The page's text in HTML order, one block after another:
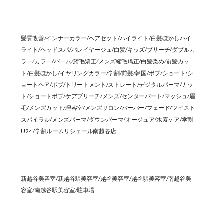
髪質改善/インナーカラー/ヘアセット/ハイライト/白髪ぼかしハイ
ライト/ヘッドスパ/バレイヤージュ/白髪/キッズ/ブリーチ/ダブルカ
ラー/カラー/バーム/縮毛矯正/メンズ縮毛矯正/白髪染め/前髪カッ
ト/白髪ぼかし/イヤリングカラー/学割/前髪/韓国/ボブ/ショート/シ
ョートヘア/ボブ/トリートメント/ストレート/デジタルパーマ/カッ
ト/ショートボブ/ケアブリーチ/メンズ/センターパート/マッシュ/眉
毛/メンズカット/理容室/メンズサロン/バーバー/フェード/ツイスト
スパイラル/メンズパーマ/ダウンパーマ/オージュア/水素ケア/学割
U24 /学割ルームリシェール南越谷店
新越谷美容室/新越谷駅美容室/越谷美容室/越谷駅美容室/南越谷美
容室/南越谷駅美容室/駐車場